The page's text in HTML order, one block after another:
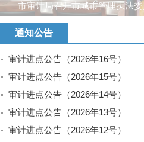
市审计局召开市城市管理执法
通知公告
审计进点公告（2026年16号）
审计进点公告（2026年15号）
审计进点公告（2026年14号）
审计进点公告（2026年13号）
审计进点公告（2026年12号）